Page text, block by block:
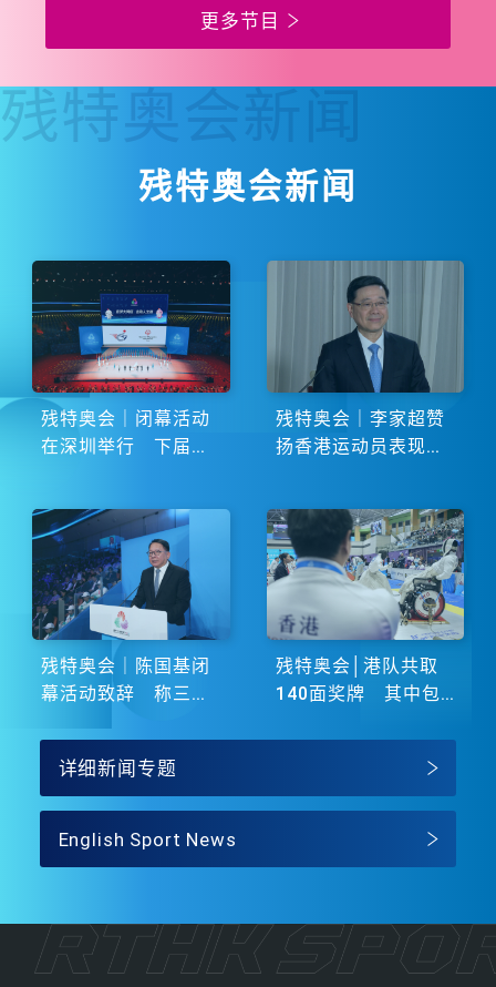
更多节目
残特奥会新闻
残特奥会
残特奥会｜闭幕活动
在深圳举行 下届由
残特奥会｜李家超赞
扬香港运动员表现卓
残特奥会｜陈国基闭
幕活动致辞 称三地
残特奥会│港队共取
140面奖牌 其中包
详细新闻专题
English Sport News